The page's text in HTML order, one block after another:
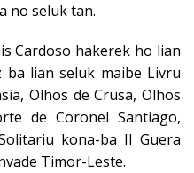
no seluk tan.
Cardoso hakerek ho lian
ba lian seluk maibe Livru
Olhos de Crusa, Olhos
de Coronel Santiago,
kona-ba II Guera
Timor-Leste.